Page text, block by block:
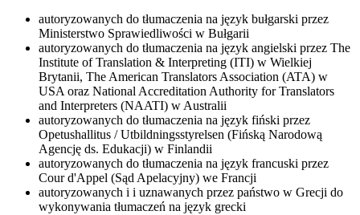
autoryzowanych do tłumaczenia na język bułgarski przez
Ministerstwo Sprawiedliwości w Bułgarii
autoryzowanych do tłumaczenia na język angielski przez The
Institute of Translation & Interpreting (ITI) w Wielkiej
Brytanii, The American Translators Association (ATA) w
USA oraz National Accreditation Authority for Translators
and Interpreters (NAATI) w Australii
autoryzowanych do tłumaczenia na język fiński przez
Opetushallitus / Utbildningsstyrelsen (Fińską Narodową
Agencję ds. Edukacji) w Finlandii
autoryzowanych do tłumaczenia na język francuski przez
Cour d'Appel (Sąd Apelacyjny) we Francji
autoryzowanych i i uznawanych przez państwo w Grecji do
wykonywania tłumaczeń na język grecki